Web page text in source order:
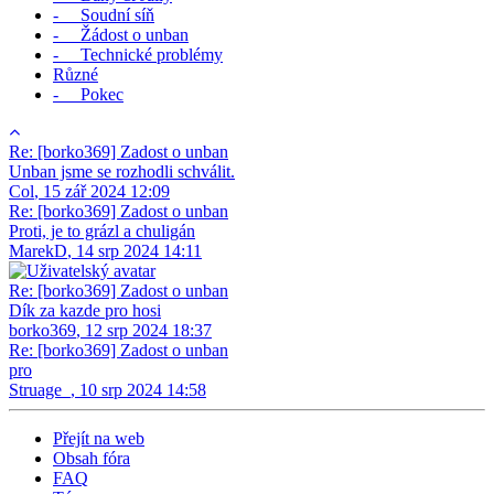
- Soudní síň
- Žádost o unban
- Technické problémy
Různé
- Pokec
Re: [borko369] Zadost o unban
Unban jsme se rozhodli schválit.
Col, 15 zář 2024 12:09
Re: [borko369] Zadost o unban
Proti, je to grázl a chuligán
MarekD, 14 srp 2024 14:11
Re: [borko369] Zadost o unban
Dík za kazde pro hosi
borko369, 12 srp 2024 18:37
Re: [borko369] Zadost o unban
pro
Struage_ , 10 srp 2024 14:58
Přejít na web
Obsah fóra
FAQ